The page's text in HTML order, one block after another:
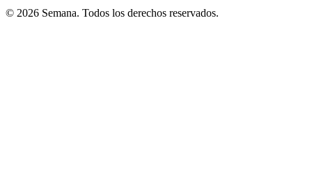
© 2026 Semana. Todos los derechos reservados.